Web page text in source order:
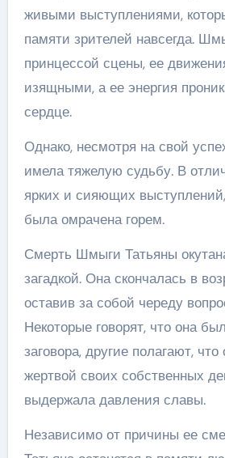
живыми выступлениями,
памяти зрителей навсегда.
принцессой сцены, ее
изящными, а ее энергия
сердце.
Однако, несмотря на свой
имела тяжелую судьбу. В
ярких и сияющих
была омрачена горем.
Смерть Шмыги Татьяны
загадкой. Она скончалась в
оставив за собой череду
Некоторые говорят, что она
заговора, другие полагают, что
жертвой своих собственных
выдержала давления славы.
Независимо от причины ее